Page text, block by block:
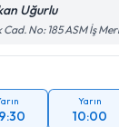
Uğurlu
No: 185 ASM İş
Yarın
10:00